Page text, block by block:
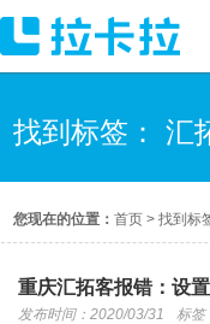
找到标签： 汇
您现在的位置：首页 >找到标
重庆汇拓客报错：设
发布时间：2020/03/31 标签